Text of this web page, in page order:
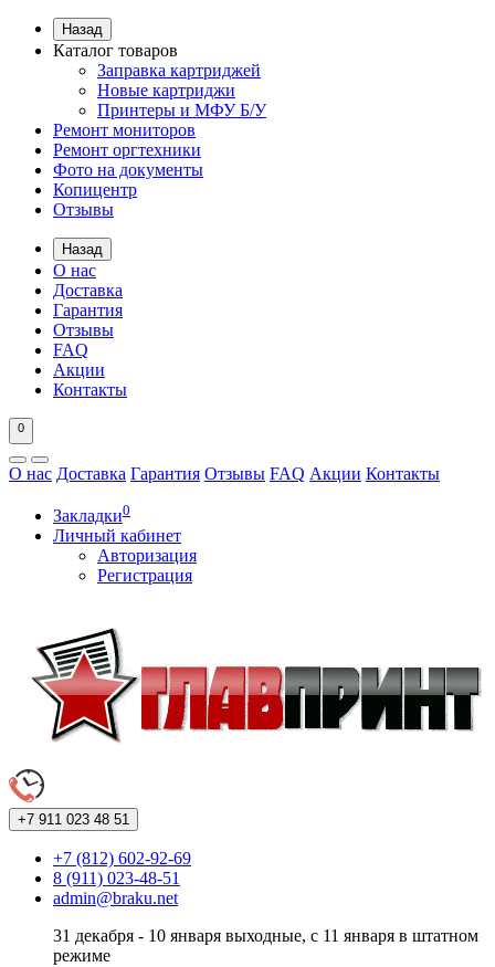
Назад
Каталог товаров
Заправка картриджей
Новые картриджи
Принтеры и МФУ Б/У
Ремонт мониторов
Ремонт оргтехники
Фото на документы
Копицентр
Отзывы
Назад
О нас
Доставка
Гарантия
Отзывы
FAQ
Акции
Контакты
0
О нас Доставка Гарантия Отзывы FAQ Акции Контакты
Закладки0
Личный кабинет
Авторизация
Регистрация
+7 911 023 48 51
+7 (812) 602-92-69
8 (911) 023-48-51
admin@braku.net
31 декабря - 10 января выходные, с 11 января в штатном
режиме